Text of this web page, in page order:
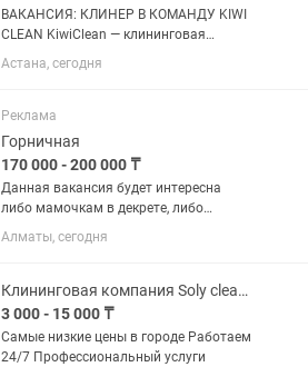
ВАКАНСИЯ: КЛИНЕР В КОМАНДУ KIWI
CLEAN KiwiClean — клининговая
компания с высокими стандартами
сервиса. Мы расширяем команду и
обучаемых клинеров, которые любят...
Астана, сегодня
Реклама
Горничная
170 000 - 200 000 ₸
Данная вакансия будет интересна
либо мамочкам в декрете, либо
пенсионерам. А также тем, кто
проживает рядом с указанными ниже
будут являться квартиры находящиеся
в...
Алматы, сегодня
Клининговая компания Soly cleaning Химчистка в Таразе
3 000 - 15 000 ₸
Самые низкие цены в городе Работаем
24/7 Профессиональный услуги